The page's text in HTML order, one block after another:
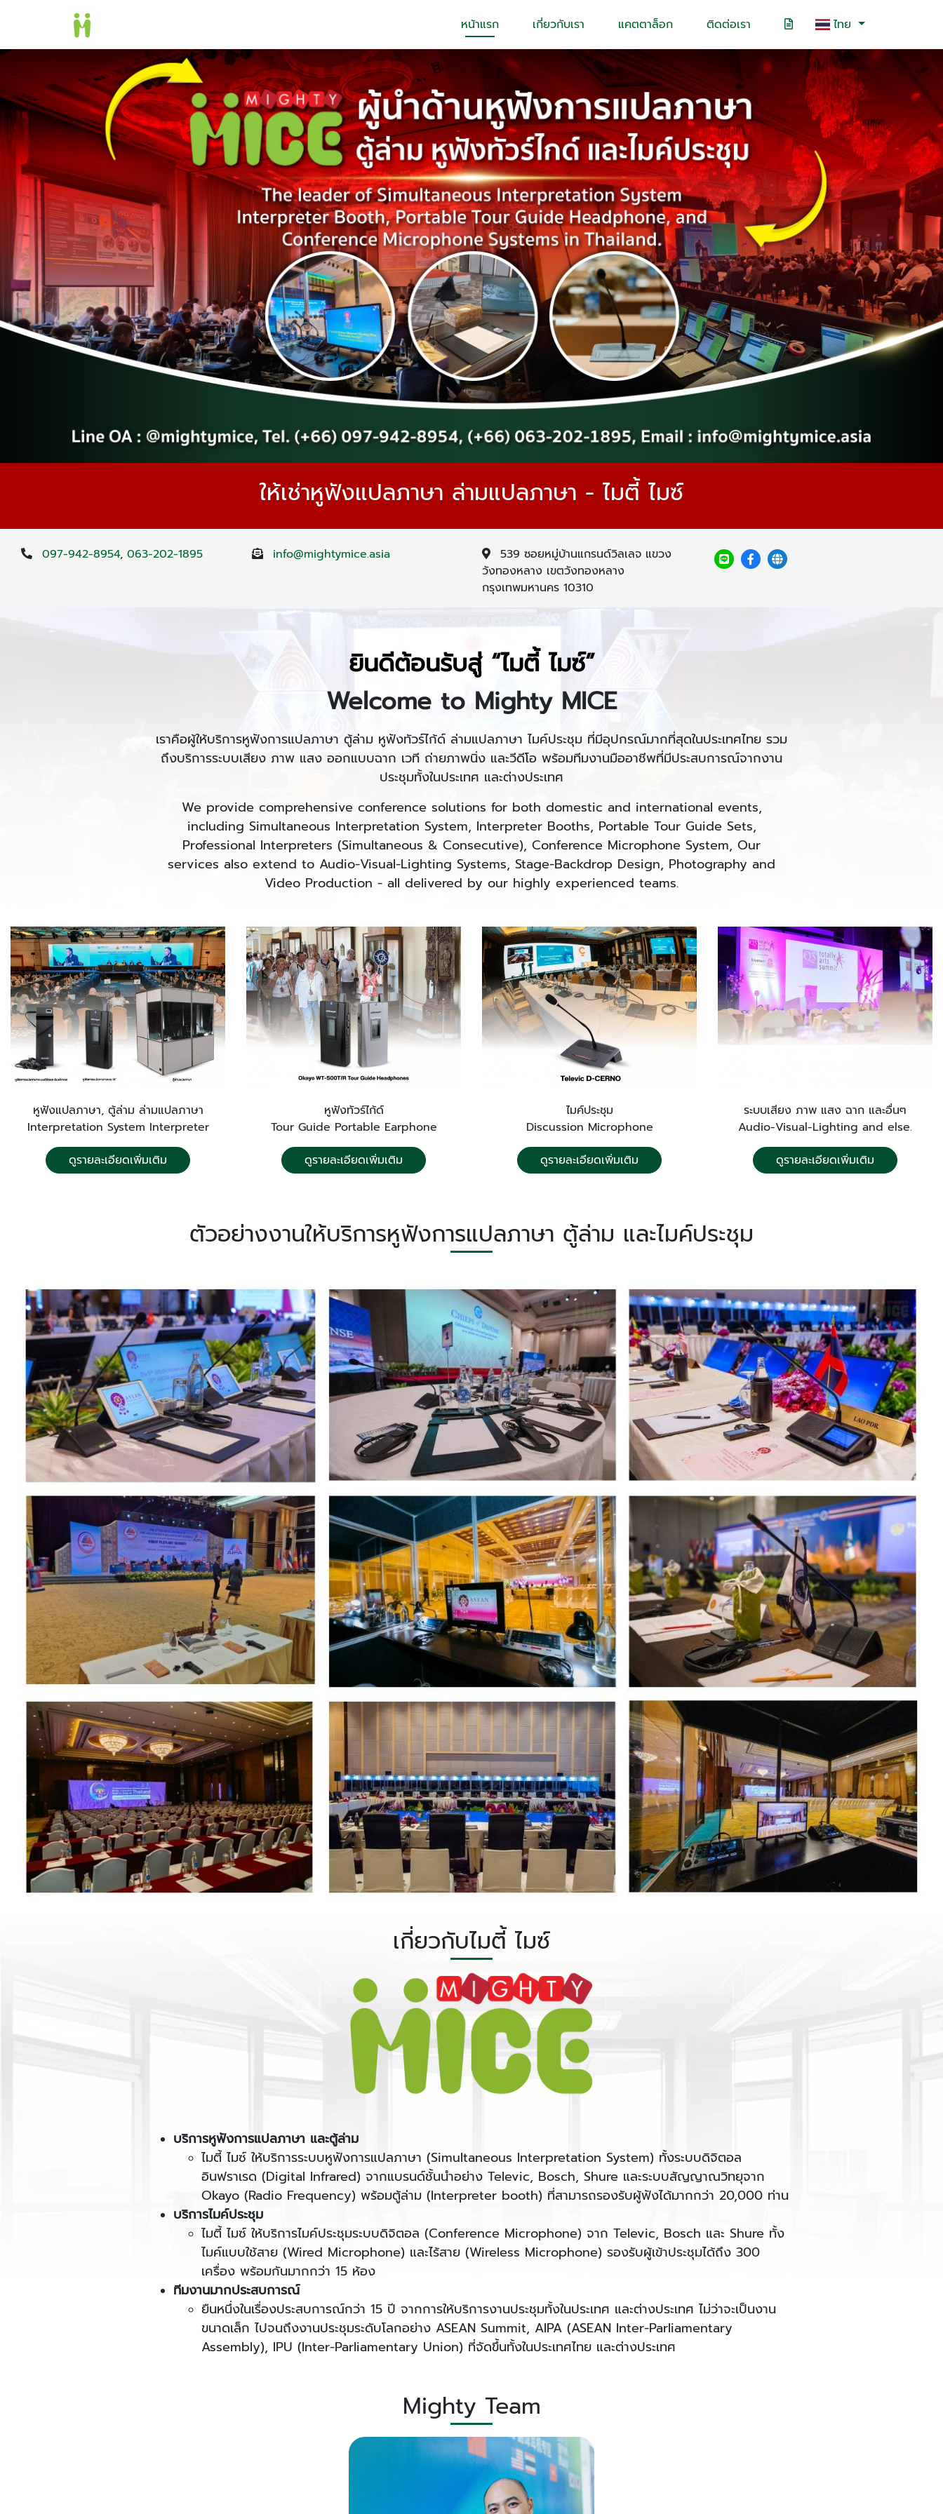
หน้าแรก เกี่ยวกับเรา แคตตาล็อก ติดต่อเรา ไทย
ให้เช่าหูฟังแปลภาษา ล่ามแปลภาษา - ไมตี้ ไมซ์
097-942-8954, 063-202-1895 info@mightymice.asia
539 ซอยหมู่บ้านแกรนด์วิลเลจ แขวง
วังทองหลาง เขตวังทองหลาง
กรุงเทพมหานคร 10310
ยินดีต้อนรับสู่ “ไมตี้ ไมซ์”
Welcome to Mighty MICE
เราคือผู้ให้บริการหูฟังการแปลภาษา ตู้ล่าม หูฟังทัวร์ไก้ด์ ล่ามแปลภาษา ไมค์ประชุม ที่มีอุปกรณ์มากที่สุดในประเทศไทย รวม
ถึงบริการระบบเสียง ภาพ แสง ออกแบบฉาก เวที ถ่ายภาพนิ่ง และวีดีโอ พร้อมทีมงานมืออาชีพที่มีประสบการณ์จากงาน
ประชุมทั้งในประเทศ และต่างประเทศ
We provide comprehensive conference solutions for both domestic and international events,
including Simultaneous Interpretation System, Interpreter Booths, Portable Tour Guide Sets,
Professional Interpreters (Simultaneous & Consecutive), Conference Microphone System, Our
services also extend to Audio-Visual-Lighting Systems, Stage-Backdrop Design, Photography and
Video Production - all delivered by our highly experienced teams.
หูฟังแปลภาษา, ตู้ล่าม ล่ามแปลภาษา
Interpretation System Interpreter
ดูรายละเอียดเพิ่มเติม
หูฟังทัวร์ไก้ด์
Tour Guide Portable Earphone
ดูรายละเอียดเพิ่มเติม
ไมค์ประชุม
Discussion Microphone
ดูรายละเอียดเพิ่มเติม
ระบบเสียง ภาพ แสง ฉาก และอื่นๆ
Audio-Visual-Lighting and else.
ดูรายละเอียดเพิ่มเติม
ตัวอย่างงานให้บริการหูฟังการแปลภาษา ตู้ล่าม และไมค์ประชุม
เกี่ยวกับไมตี้ ไมซ์
บริการหูฟังการแปลภาษา และตู้ล่าม
ไมตี้ ไมซ์ ให้บริการระบบหูฟังการแปลภาษา (Simultaneous Interpretation System) ทั้งระบบดิจิตอล
อินฟราเรด (Digital Infrared) จากแบรนด์ชั้นนำอย่าง Televic, Bosch, Shure และระบบสัญญาณวิทยุจาก
Okayo (Radio Frequency) พร้อมตู้ล่าม (Interpreter booth) ที่สามารถรองรับผู้ฟังได้มากกว่า 20,000 ท่าน
บริการไมค์ประชุม
ไมตี้ ไมซ์ ให้บริการไมค์ประชุมระบบดิจิตอล (Conference Microphone) จาก Televic, Bosch และ Shure ทั้ง
ไมค์แบบใช้สาย (Wired Microphone) และไร้สาย (Wireless Microphone) รองรับผู้เข้าประชุมได้ถึง 300
เครื่อง พร้อมกันมากกว่า 15 ห้อง
ทีมงานมากประสบการณ์
ยืนหนึ่งในเรื่องประสบการณ์กว่า 15 ปี จากการให้บริการงานประชุมทั้งในประเทศ และต่างประเทศ ไม่ว่าจะเป็นงาน
ขนาดเล็ก ไปจนถึงงานประชุมระดับโลกอย่าง ASEAN Summit, AIPA (ASEAN Inter-Parliamentary
Assembly), IPU (Inter-Parliamentary Union) ที่จัดขึ้นทั้งในประเทศไทย และต่างประเทศ
Mighty Team